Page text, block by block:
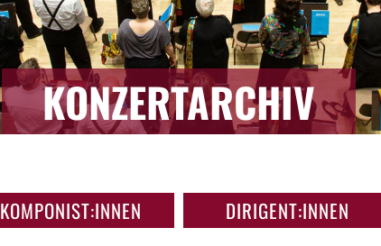
KONZERTARCHIV
KOMPONIST:INNEN DIRIGENT:INNEN